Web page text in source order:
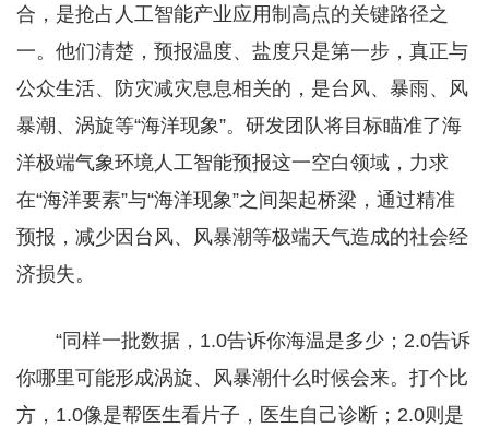
合，是抢占人工智能产业应用制高点的关键路径之
一。他们清楚，预报温度、盐度只是第一步，真正与
公众生活、防灾减灾息息相关的，是台风、暴雨、风
暴潮、涡旋等“海洋现象”。研发团队将目标瞄准了海
洋极端气象环境人工智能预报这一空白领域，力求
在“海洋要素”与“海洋现象”之间架起桥梁，通过精准
预报，减少因台风、风暴潮等极端天气造成的社会经
济损失。
“同样一批数据，1.0告诉你海温是多少；2.0告诉
你哪里可能形成涡旋、风暴潮什么时候会来。打个比
方，1.0像是帮医生看片子，医生自己诊断；2.0则是